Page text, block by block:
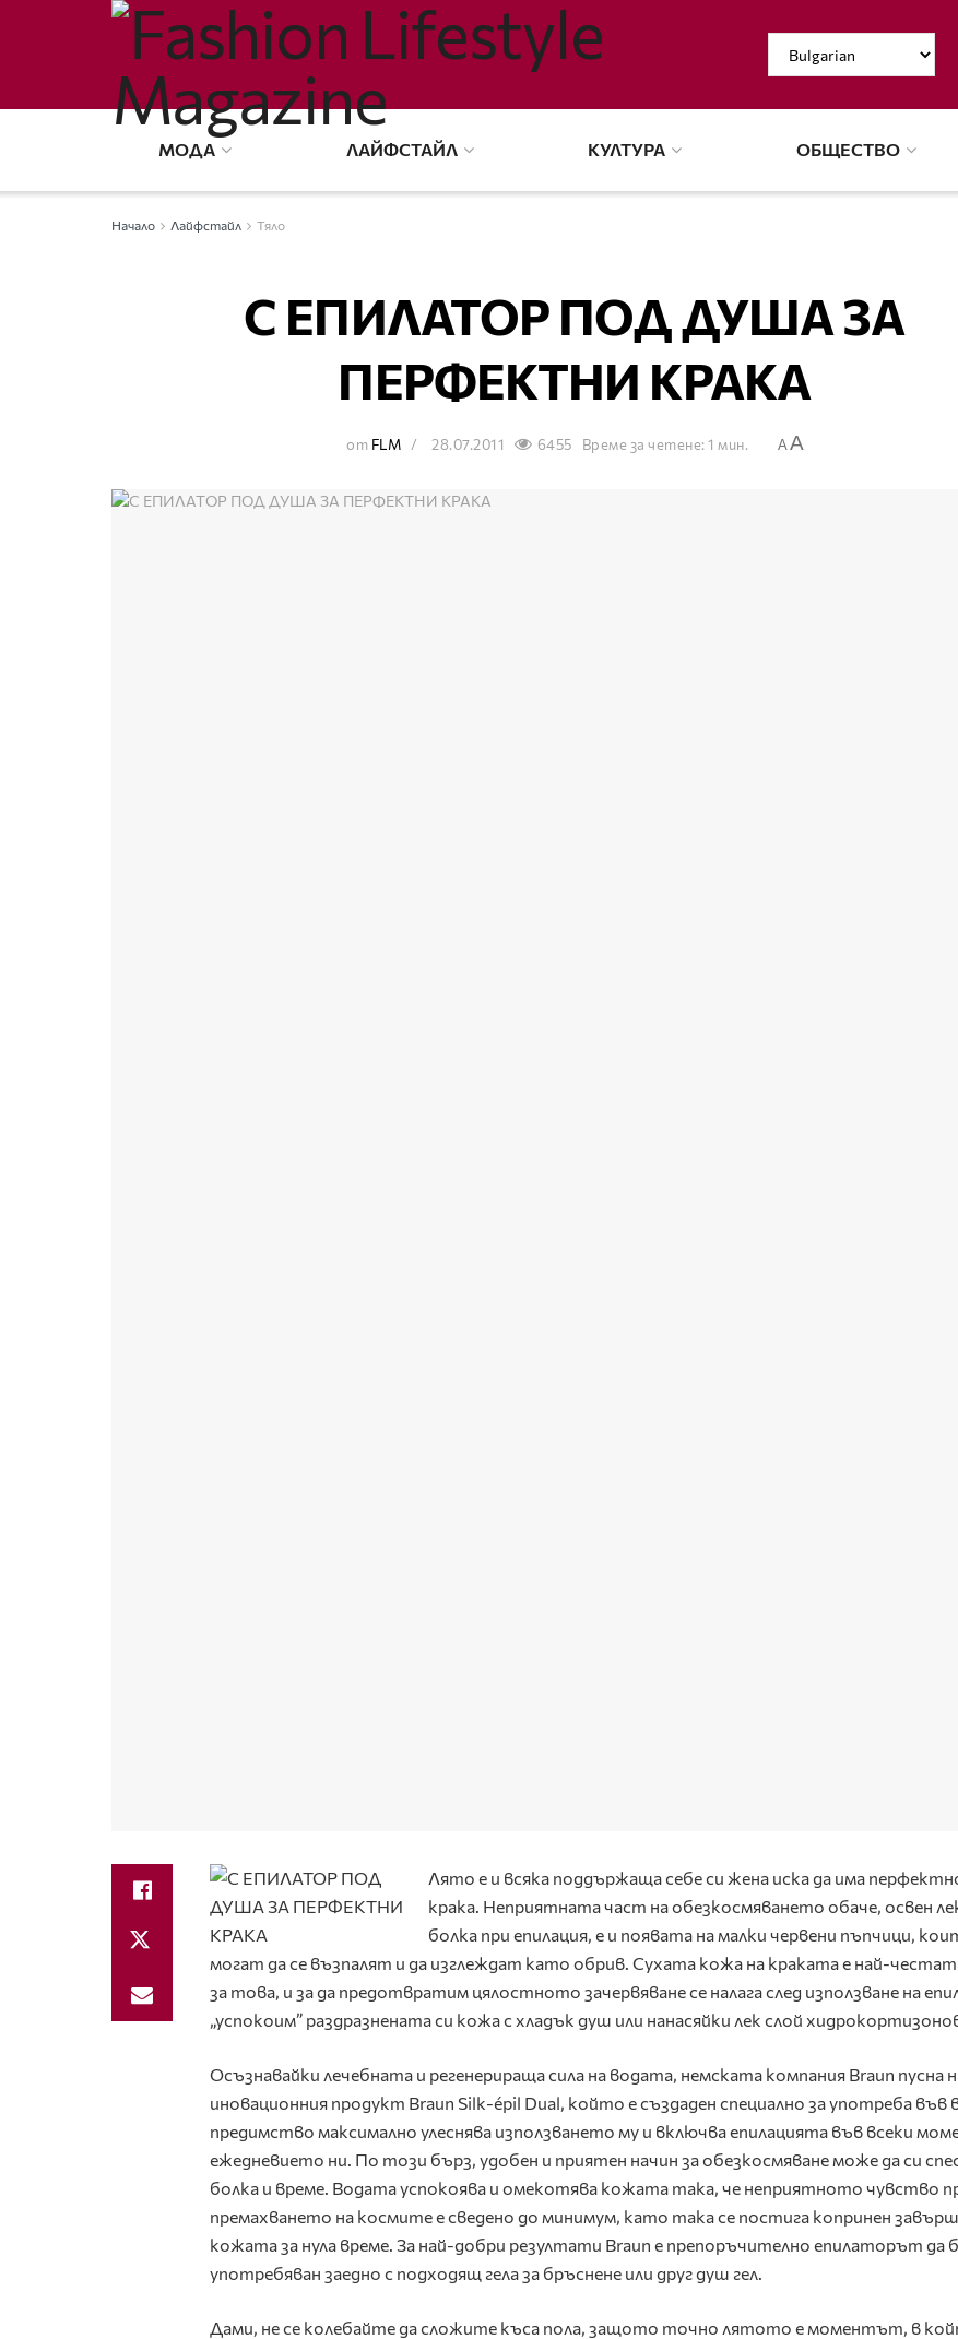
МОДА ЛАЙФСТАЙЛ КУЛТУРА ОБЩЕСТВО
Начало Лайфстайл Тяло
С ЕПИЛАТОР ПОД ДУША ЗА
ПЕРФЕКТНИ КРАКА
от FLM 28.07.2011 6455 Време за четене: 1 мин. AA
Лято е и всяка поддържаща себе си жена иска да има
крака. Неприятната част на обезкосмяването обаче, освен
болка при епилация, е и появата на малки червени пъпчици,
могат да се възпалят и да изглеждат като обрив. Сухата кожа на краката е най-
за това, и за да предотвратим цялостното зачервяване се налага след използване на
„успокоим” раздразнената си кожа с хладък душ или нанасяйки лек слой
Осъзнавайки лечебната и регенерираща сила на водата, немската компания Braun пусна
иновационния продукт Braun Silk-épil Dual, който е създаден специално за употреба във
предимство максимално улеснява използването му и включва епилацията във всеки
ежедневието ни. По този бърз, удобен и приятен начин за обезкосмяване може да си
болка и време. Водата успокоява и омекотява кожата така, че неприятното чувство
премахването на космите е сведено до минимум, като така се постига копринен
кожата за нула време. За най-добри резултати Braun е препоръчително епилаторът да
употребяван заедно с подходящ гела за бръснене или друг душ гел.
Дами, не се колебайте да сложите къса пола, защото точно лятото е моментът, в